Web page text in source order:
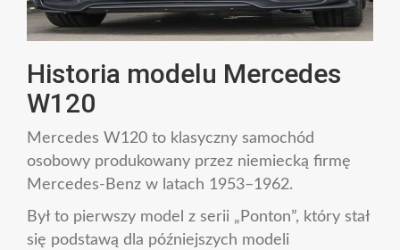
Historia modelu Mercedes
W120
Mercedes W120 to klasyczny samochód
osobowy produkowany przez niemiecką firmę
Mercedes-Benz w latach 1953–1962.
Był to pierwszy model z serii „Ponton”, który stał
się podstawą dla późniejszych modeli